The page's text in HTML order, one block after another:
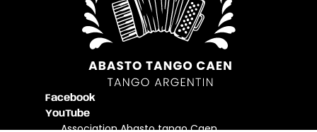
Facebook
YouTube
Association Abasto tango Caen